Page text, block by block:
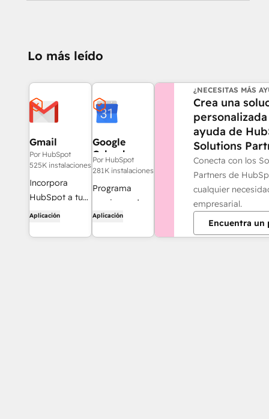
Lo más leído
Gmail
Por HubSpot
525K instalaciones
Incorpora
HubSpot a tu
bandeja de
integración de
Aplicación
Google
Calendar
Por HubSpot
281K instalaciones
Programa
reuniones de
forma rápida y
Aplicación
¿NECESITAS MÁS
Crea una
ayuda de
Solutions
Conecta con los
Partners de
cualquier
empresarial.
Encuentra un